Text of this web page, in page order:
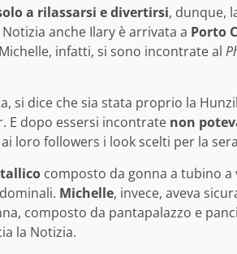
a rilassarsi e divertirsi, dunque,
anche Ilary è arrivata a Porto
infatti, si sono incontrate al
si dice che sia stata proprio la
E dopo essersi incontrate non
loro followers i look scelti per la
composto da gonna a tubino
Michelle, invece, aveva
composto da pantapalazzo e
la Notizia.